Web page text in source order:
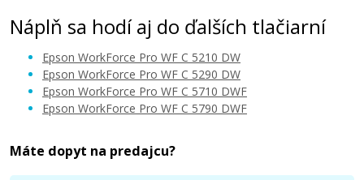
Náplň sa hodí aj do ďalších tlačiarní
Epson WorkForce Pro WF C 5210 DW
Epson WorkForce Pro WF C 5290 DW
Epson WorkForce Pro WF C 5710 DWF
Epson WorkForce Pro WF C 5790 DWF
Máte dopyt na predajcu?